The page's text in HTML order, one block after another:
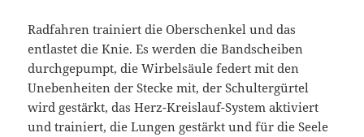
Radfahren trainiert die Oberschenkel und das
entlastet die Knie. Es werden die Bandscheiben
durchgepumpt, die Wirbelsäule federt mit den
Unebenheiten der Stecke mit, der Schultergürtel
wird gestärkt, das Herz-Kreislauf-System aktiviert
und trainiert, die Lungen gestärkt und für die Seele